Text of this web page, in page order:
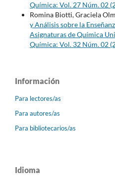
Química: Vol. 27 Núm. 02
Romina Biotti, Graciela
y Análisis sobre la
Asignaturas de Química
Química: Vol. 32 Núm. 02
Información
Para lectores/as
Para autores/as
Para bibliotecarios/as
Idioma